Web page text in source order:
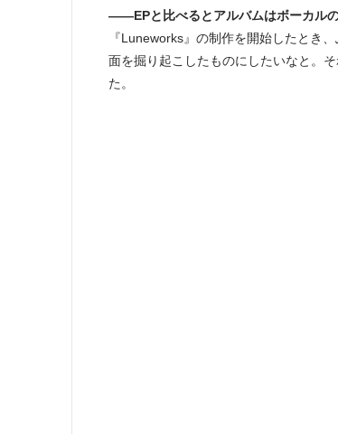
――EPと比べるとアルバムはボーカル
『Luneworks』の制作を開始したとき
面を掘り起こしたものにしたいなと。
た。